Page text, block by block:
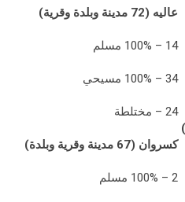
عاليه (72 مدينة وبلدة وقرية)
14 – 100% مسلم
34 – 100% مسيحي
24 – مختلطة
كسروان (67 مدينة وقرية وبلدة)
2 – 100% مسلم